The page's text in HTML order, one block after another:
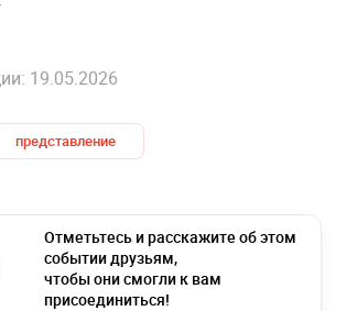
19.05.2026
представление
Отметьтесь и расскажите об этом
событии друзьям,
чтобы они смогли к вам
присоединиться!